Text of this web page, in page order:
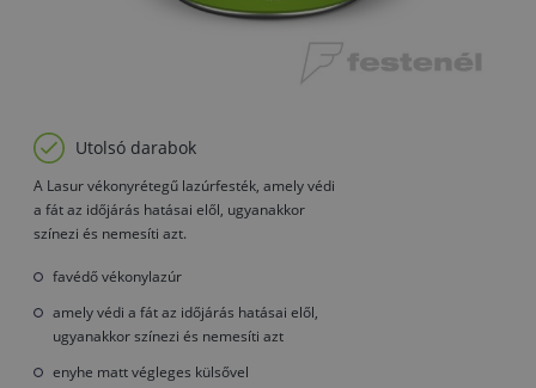
Utolsó darabok
A Lasur vékonyrétegű lazúrfesték, amely védi
a fát az időjárás hatásai elől, ugyanakkor
színezi és nemesíti azt.
favédő vékonylazúr
amely védi a fát az időjárás hatásai elől,
ugyanakkor színezi és nemesíti azt
enyhe matt végleges külsővel